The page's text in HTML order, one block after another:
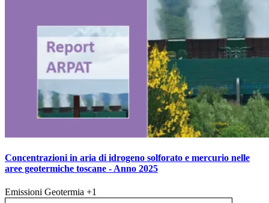
Concentrazioni in aria di idrogeno solforato e mercurio nelle
aree geotermiche toscane - Anno 2025
Emissioni Geotermia +1